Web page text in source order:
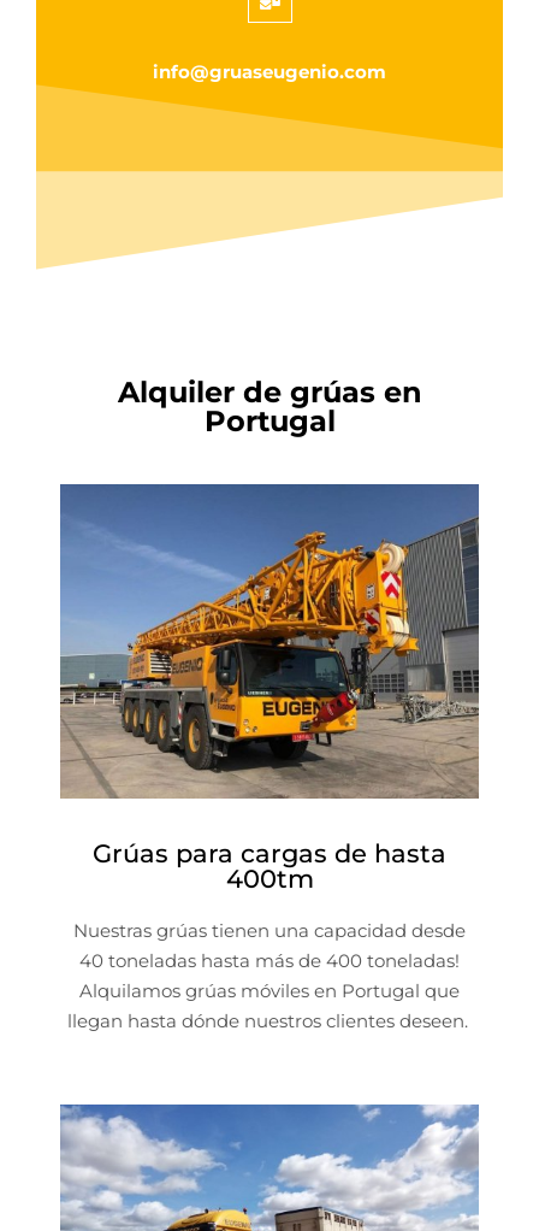
info@gruaseugenio.com
Alquiler de grúas en
Portugal
Grúas para cargas de hasta
400tm
Nuestras grúas tienen una capacidad desde
40 toneladas hasta más de 400 toneladas!
Alquilamos grúas móviles en Portugal que
llegan hasta dónde nuestros clientes deseen.